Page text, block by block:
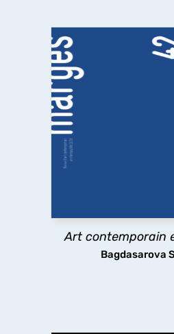
Art contemporain
Bagdasarova
Art contemporain
Quelles sont les relations
et littérature ? A travers des
emprunts littéraires à
jusqu’à l’usage par l’art
découvrir